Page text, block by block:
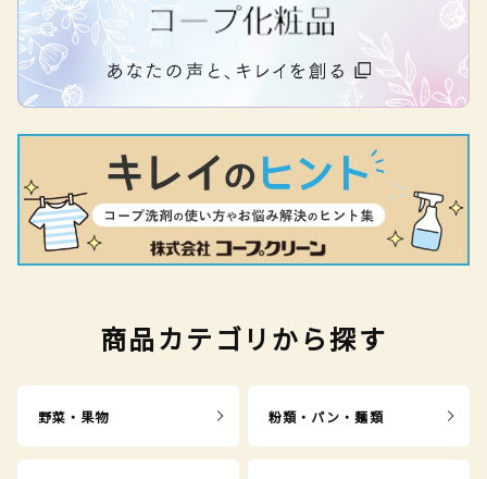
商品カテゴリから探す
野菜・果物 粉類・パン・麺類